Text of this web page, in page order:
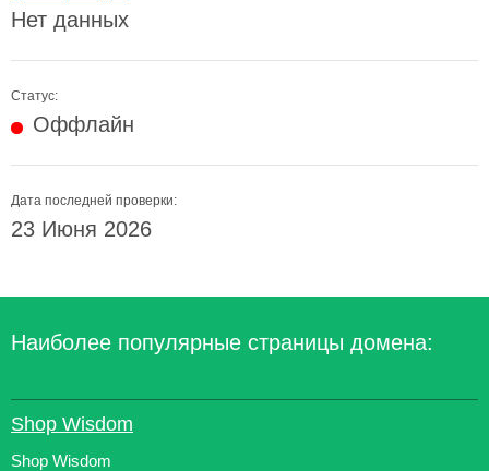
Нет данных
Статус:
Оффлайн
Дата последней проверки:
23 Июня 2026
Наиболее популярные страницы домена:
Shop Wisdom
Shop Wisdom